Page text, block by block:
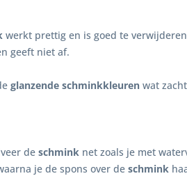
werkt prettig en is goed te
geeft niet af.
glanzende schminkkleuren wat
de schmink net zoals je met
je de spons over de schmink